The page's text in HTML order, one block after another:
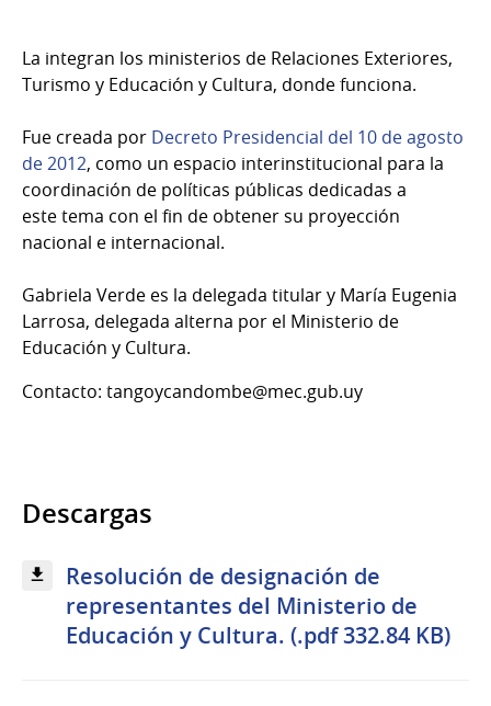
La integran los ministerios de Relaciones Exteriores,
Turismo y Educación y Cultura, donde funciona.
Fue creada por Decreto Presidencial del 10 de agosto
de 2012, como un espacio interinstitucional para la
coordinación de políticas públicas dedicadas a
este tema con el fin de obtener su proyección
nacional e internacional.
Gabriela Verde es la delegada titular y María Eugenia
Larrosa, delegada alterna por el Ministerio de
Educación y Cultura.
Contacto: tangoycandombe@mec.gub.uy
Descargas
Resolución de designación de
representantes del Ministerio de
Educación y Cultura. (.pdf 332.84 KB)